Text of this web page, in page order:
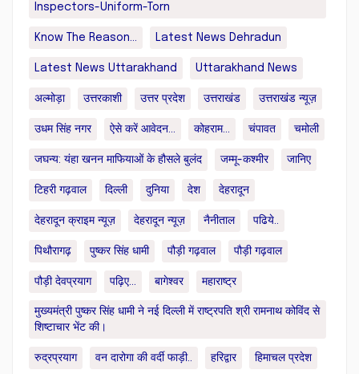
Inspectors-Uniform-Torn
Know The Reason... Latest News Dehradun
Latest News Uttarakhand Uttarakhand News
अल्मोड़ा उत्तरकाशी उत्तर प्रदेश उत्तराखंड उत्तराखंड न्यूज़
उधम सिंह नगर ऐसे करें आवेदन... कोहराम... चंपावत चमोली
जघन्य: यंहा खनन माफियाओं के हौसले बुलंद जम्मू-कश्मीर जानिए
टिहरी गढ़वाल दिल्ली दुनिया देश देहरादून
देहरादून क्राइम न्यूज़ देहरादून न्यूज़ नैनीताल पढिये..
पिथौरागढ़ पुष्कर सिंह धामी पौड़ी गढ़वाल पौड़ी गढ़वाल
पौड़ी देवप्रयाग पढ़िए... बागेश्वर महाराष्ट्र
मुख्यमंत्री पुष्कर सिंह धामी ने नई दिल्ली में राष्ट्रपति श्री रामनाथ कोविंद से
शिष्टाचार भेंट की।
रुद्रप्रयाग वन दारोगा की वर्दी फाड़ी.. हरिद्वार हिमाचल प्रदेश